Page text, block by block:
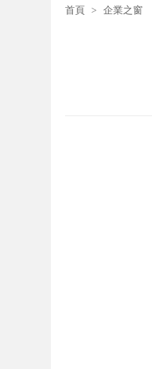
首頁 > 企業之窗